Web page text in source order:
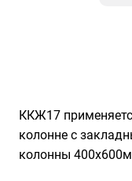
ККЖ17
колонне с
колонны